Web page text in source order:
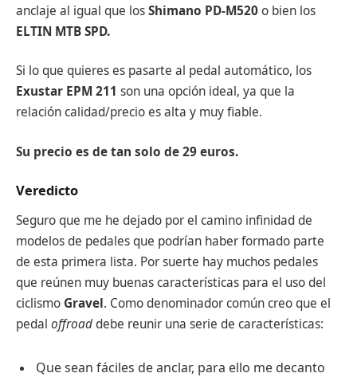
anclaje al igual que losShimano PD-M520o bien los
ELTIN MTB SPD.
Si lo que quieres es pasarte al pedal automático, los
Exustar EPM 211 son una opción ideal, ya que la
relación calidad/precio es alta y muy fiable.
Su precio es de tan solo de 29 euros.
Veredicto
Seguro que me he dejado por el camino infinidad de
modelos de pedales que podrían haber formado parte
de esta primera lista. Por suerte hay muchos pedales
que reúnen muy buenas características para el uso del
ciclismo Gravel. Como denominador común creo que el
pedal offroaddebe reunir una serie de características:
Que sean fáciles de anclar, para ello me decanto